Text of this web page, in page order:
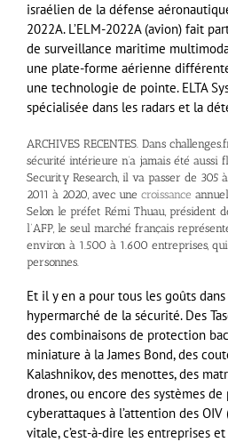
israélien de la défense
2022A. L’ELM-2022A (avion) fait
de surveillance maritime
une plate-forme aérienne
une technologie de pointe. ELTA
spécialisée dans les radars et la
ARCHIVES RECENTES. Dans
sécurité intérieure n’a jamais été aussi
Security Research, il va passer de 305
2011 à 2020, avec une croissance
Selon le préfet Rémi Thuau, président
l’AFP, le seul marché français
environ à 1.500 à 1.600 entreprises,
personnes.
Et il y en a pour tous les goûts
hypermarché de la sécurité. Des
des combinaisons de protection
miniature à la James Bond, des
Kalashnikov, des menottes, des
drones, ou encore des systèmes
cyberattaques à l’attention des
vitale, c’est-à-dire les entreprises